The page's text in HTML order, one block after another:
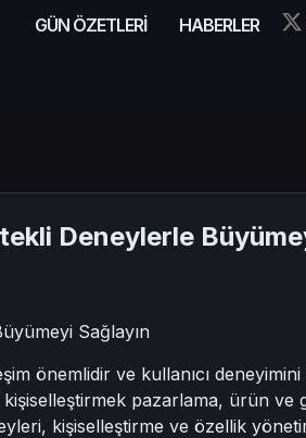
GÜN ÖZETLERİ HABERLER
Deneylerle
Sağlayın
önemlidir ve kullanıcı
pazarlama, ürün
kişiselleştirme ve özellik